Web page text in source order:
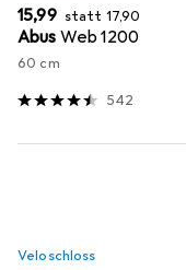
EUR
15,99 statt EUR
17,90
Abus Web 1200
60 cm
542
Veloschloss